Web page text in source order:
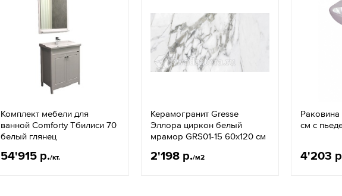
Комплект мебели для
ванной Comforty Тбилиси 70
белый глянец
54'915 р./кт.
Керамогранит Gresse
Эллора циркон белый
мрамор GRS01-15 60х120 см
2'198 р./м2
см с
4'203